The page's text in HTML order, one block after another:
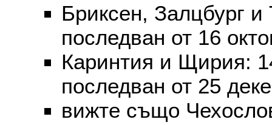
Бриксен, Залцбург
последван от 16
Каринтия и Щирия:
последван от 25
вижте също